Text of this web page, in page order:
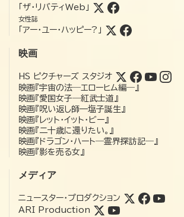
「ザ・リバティWeb」
女性誌
「アー・ユー・ハッピー?」
映画
HS ピクチャーズ スタジオ
映画『宇宙の法―エローヒム編―』
映画『愛国女子―紅武士道』
映画『呪い返し師—塩子誕生』
映画『レット・イット・ビー』
映画『二十歳に還りたい。』
映画『ドラゴン・ハート―霊界探訪記―』
映画『影を売る女』
メディア
ニュースター・プロダクション
ARI Production